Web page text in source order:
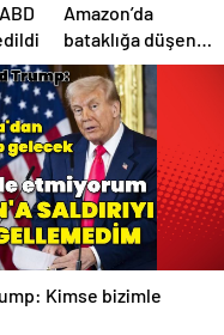
Amazon’da
bataklığa düşen
uçağın yolcuları, 36
saat kurtarılmayı
bekledi
Kimse bizimle